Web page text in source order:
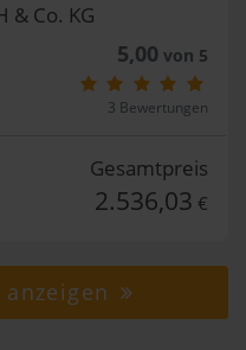
& Co. KG
5,00 von 5
3 Bewertungen
Gesamtpreis
2.536,03 €